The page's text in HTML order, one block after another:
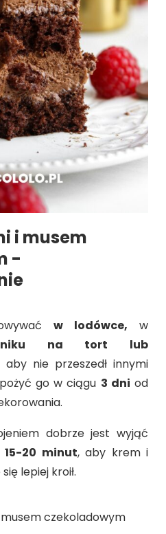
i musem
-
w lodówce, w
na tort lub
aby nie przeszedł innymi
go w ciągu 3 dni od
dobrze jest wyjąć
15-20 minut, aby krem i
lepiej kroił.